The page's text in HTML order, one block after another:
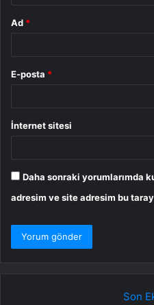
Ad *
E-posta *
İnternet sitesi
Daha sonraki yorumlarımda
adresim ve site adresim bu
Son